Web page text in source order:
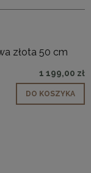
złota 50 cm
1 199,00 zł
DO KOSZYKA